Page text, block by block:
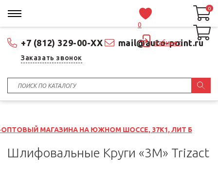
+7 (812) 329-00-XX mail@auto-point.ru
Заказать звонок
0
Кабинет
0
0
НА ЮЖНОМ ШОССЕ, 37К1, ЛИТ Б
Шлифовальные Круги «3M» Trizact